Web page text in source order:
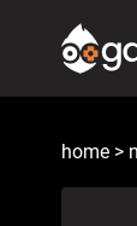
contenuto
home >